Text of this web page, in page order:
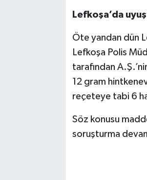
Lefkoşa’da
Öte yandan dün
Lefkoşa Polis
tarafından
12 gram
reçeteye tabi 6
Söz konusu
soruşturma